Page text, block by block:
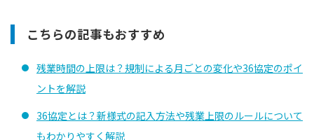
こちらの記事もおすすめ
残業時間の上限は？規制による月ごとの変化や36協定のポイ
ントを解説
36協定とは？新様式の記入方法や残業上限のルールについて
もわかりやすく解説